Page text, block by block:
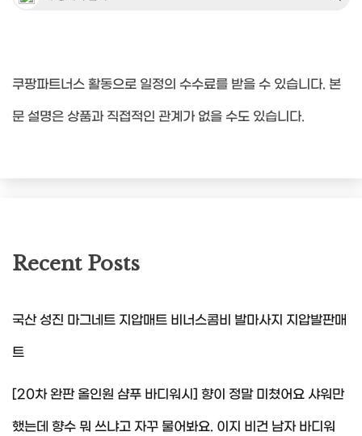
쿠팡파트너스 활동으로 일정의 수수료를 받을 수 있습니다. 본
문 설명은 상품과 직접적인 관계가 없을 수도 있습니다.
Recent Posts
국산 성진 마그네트 지압매트 비너스콤비 발마사지 지압발판매
트
[20차 완판 올인원 샴푸 바디워시] 향이 정말 미쳤어요 샤워만
했는데 향수 뭐 쓰냐고 자꾸 물어봐요. 이지 비건 남자 바디워